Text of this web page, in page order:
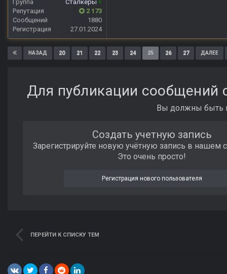
Группа
Сталкеры +
Репутация
2 173
Сообщений
1880
Регистрация
27.01.2024
НАЗАД 20 21 22 23 24 25 26 27 ДАЛЕЕ
Для публикации сообщений
Вы должны быть
Создать учетную запись
Зарегистрируйте новую учётную запись в нашем
Это очень просто!
Регистрация нового пользователя
ПЕРЕЙТИ К СПИСКУ ТЕМ